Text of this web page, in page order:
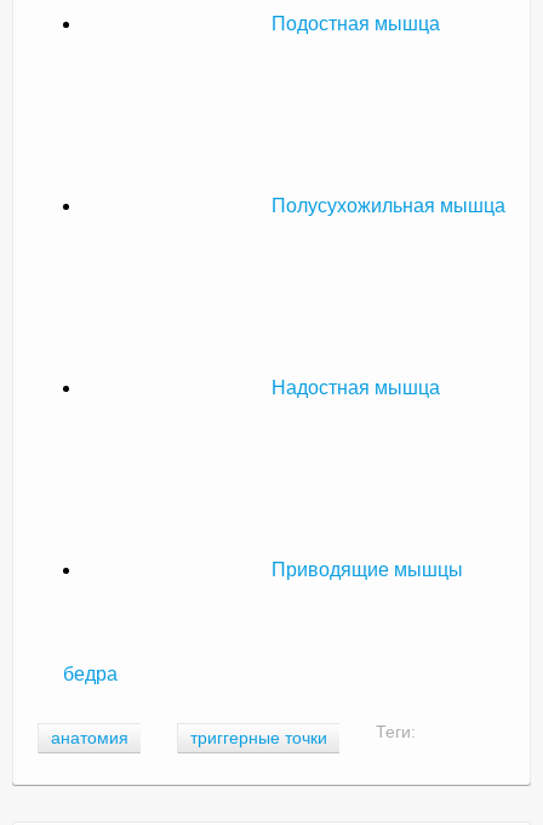
Подостная мышца
Полусухожильная мышца
Надостная мышца
Приводящие мышцы
бедра
Теги:
анатомия триггерные точки